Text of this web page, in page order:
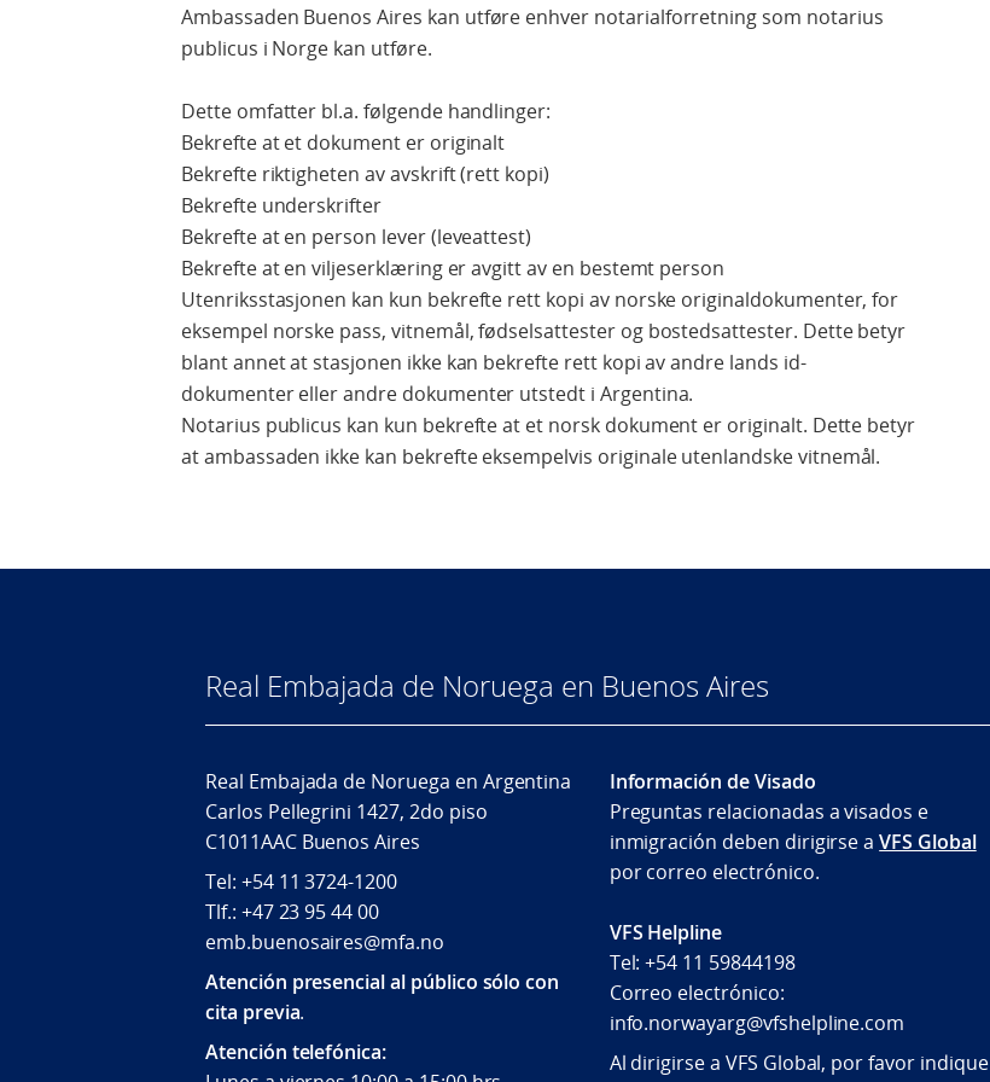
Ambassaden Buenos Aires kan utføre enhver notarialforretning som notarius
publicus i Norge kan utføre.
Dette omfatter bl.a. følgende handlinger:
Bekrefte at et dokument er originalt
Bekrefte riktigheten av avskrift (rett kopi)
Bekrefte underskrifter
Bekrefte at en person lever (leveattest)
Bekrefte at en viljeserklæring er avgitt av en bestemt person
Utenriksstasjonen kan kun bekrefte rett kopi av norske originaldokumenter, for
eksempel norske pass, vitnemål, fødselsattester og bostedsattester. Dette betyr
blant annet at stasjonen ikke kan bekrefte rett kopi av andre lands id-
dokumenter eller andre dokumenter utstedt i Argentina.
Notarius publicus kan kun bekrefte at et norsk dokument er originalt. Dette betyr
at ambassaden ikke kan bekrefte eksempelvis originale utenlandske vitnemål.
Real Embajada de Noruega en Buenos Aires
Real Embajada de Noruega en Argentina
Carlos Pellegrini 1427, 2do piso
C1011AAC Buenos Aires
Tel: +54 11 3724-1200
Tlf.: +47 23 95 44 00
emb.buenosaires@mfa.no
Atención presencial al público sólo con
cita previa.
Atención telefónica:
Información de Visado
Preguntas relacionadas a visados e
inmigración deben dirigirse aVFS Global
por correo electrónico.
VFS Helpline
Tel: +54 11 59844198
Correo electrónico:
info.norwayarg@vfshelpline.com
Al dirigirse a VFS Global, por favor indique